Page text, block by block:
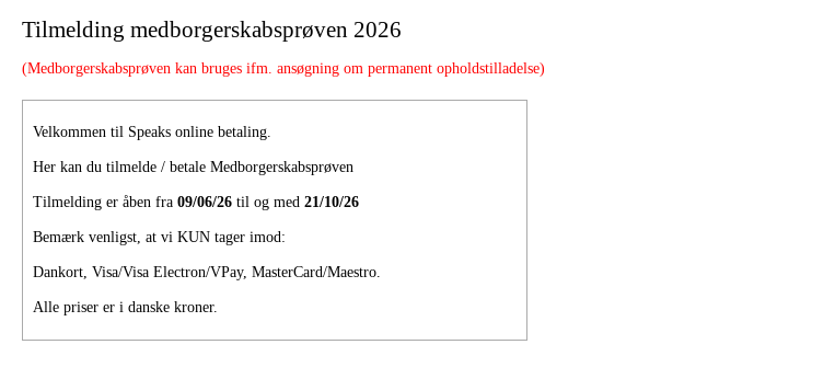
Tilmelding medborgerskabsprøven 2026
(Medborgerskabsprøven kan bruges ifm. ansøgning om permanent opholdstilladelse)
Velkommen til Speaks online betaling.
Her kan du tilmelde / betale Medborgerskabsprøven
Tilmelding er åben fra 09/06/26 til og med 21/10/26
Bemærk venligst, at vi KUN tager imod:
Dankort, Visa/Visa Electron/VPay, MasterCard/Maestro.
Alle priser er i danske kroner.